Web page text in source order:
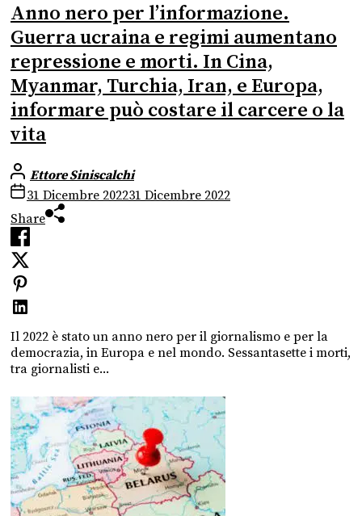
Anno nero per l’informazione.
Guerra ucraina e regimi aumentano
repressione e morti. In Cina,
Myanmar, Turchia, Iran, e Europa,
informare può costare il carcere o la
vita
Ettore Siniscalchi
31 Dicembre 202231 Dicembre 2022
Share
Il 2022 è stato un anno nero per il giornalismo e per la
democrazia, in Europa e nel mondo. Sessantasette i morti,
tra giornalisti e...